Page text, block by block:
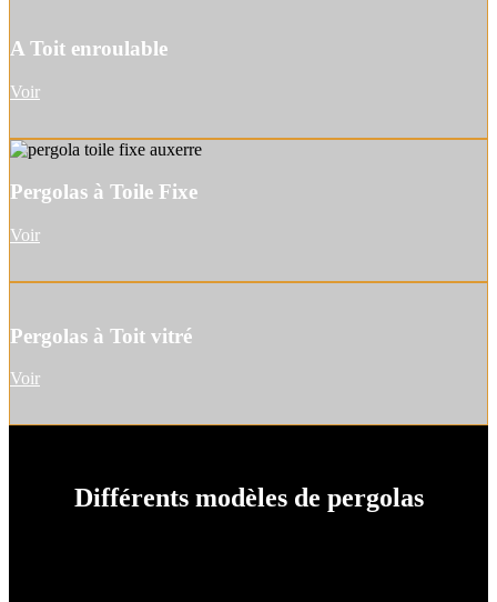
A Toit enroulable
Voir
Pergolas à Toile Fixe
Voir
Pergolas à Toit vitré
Voir
Différents modèles de pergolas